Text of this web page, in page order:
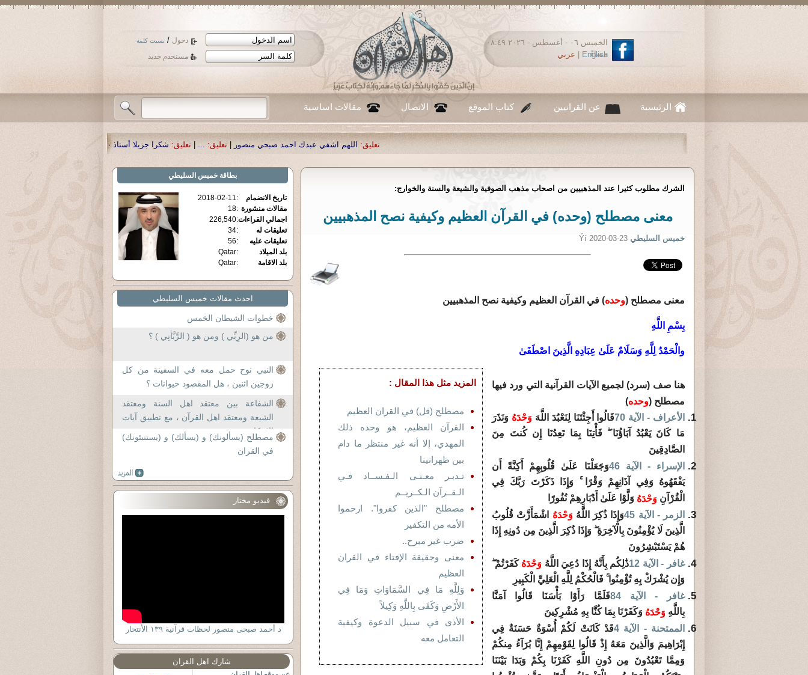
دخول / نسيت كلمة
مستخدم جديد
الخميس ٠٦ - أغسطس - ٢٠٢٦ ٠٨:٤٩
مساءً
English عربي
الرئيسية عن القرانيين كتاب الموقع الاتصال مقالات اساسية
اللهم اشفي عبدك احمد صبحي منصور|تعليق: ...
|تعليق: شكرا جزيلا أستاذ حمد الحمد .أكرمكم الله .|تعليق:
الشرك مطلوب كثيرا عند المذهبيين من اصحاب مذهب الصوفية والشيعة والسنة والخوارج:
معنى مصطلح (وحده) في القرآن العظيم وكيفية نصح المذهبيين
خميس السليطي Ýí 2020-03-23
معنى مصطلح (وحده) في القرآن العظيم وكيفية نصح المذهبيين
بِسْمِ اللَّهِ
والْحَمْدُ لِلَّهِ وَسَلَامٌ عَلَىٰ عِبَادِهِ الَّذِينَ اصْطَفَىٰ
المزيد مثل هذا المقال :
مصطلح (قل) في القران العظيم
القرآن العظيم، هو وحده ذلك
المهدي، إلا أنه غير منتظر ما دام
بين ظهرانينا
تـدبـر معـنـى الـفـســاد فـي
الـقــرآن الـكــريــم
مصطلح "الذين كفروا". ارحموا
الأمه من التكفير
ضرب غير مبرح..
معنى وحقيقة الإفتاء في القران
العظيم
وَلِلَّهِ مَا فِي السَّمَاوَاتِ وَمَا فِي
الأَرْضِ وَكَفَى بِاللَّهِ وَكِيلاً
الأذى في سبيل الدعوة وكيفية
التعامل معه
هنا صف (سرد) لجميع الآيات القرآنية التي ورد فيها
مصطلح (وحده)
الأعراف - الآية 70
قَالُوا أَجِئْتَنَا لِنَعْبُدَ اللَّهَوَحْدَهُ وَنَذَرَ
مَا كَانَ يَعْبُدُ آبَاؤُنَا ۖ فَأْتِنَا بِمَا تَعِدُنَا إِن كُنتَ مِنَ
الصَّادِقِينَ
الإسراء - الآية 46 وَجَعَلْنَا عَلَىٰ قُلُوبِهِمْ أَكِنَّةً أَن
يَفْقَهُوهُ وَفِي آذَانِهِمْ وَقْرًا ۚ وَإِذَا ذَكَرْتَ رَبَّكَ فِي
الْقُرْآنِ وَحْدَهُ وَلَّوْا عَلَىٰ أَدْبَارِهِمْ نُفُورًا
الزمر - الآية 45 وَإِذَا ذُكِرَ اللَّهُوَحْدَهُ اشْمَأَزَّتْ قُلُوبُ
الَّذِينَ لَا يُؤْمِنُونَ بِالْآخِرَةِ ۖ وَإِذَا ذُكِرَ الَّذِينَ مِن دُونِهِ إِذَا
هُمْ يَسْتَبْشِرُونَ
غافر - الآية 12 ذَٰلِكُم بِأَنَّهُ إِذَا دُعِيَ اللَّهُ وَحْدَهُكَفَرْتُمْ ۖ
وَإِن يُشْرَكْ بِهِ تُؤْمِنُوا ۚ فَالْحُكْمُ لِلَّهِ الْعَلِيِّ الْكَبِيرِ
غافر - الآية 84 فَلَمَّا رَأَوْا بَأْسَنَا قَالُوا آمَنَّا
بِاللَّهِ وَحْدَهُ وَكَفَرْنَا بِمَا كُنَّا بِهِ مُشْرِكِينَ
الممتحنة - الآية 4 قَدْ كَانَتْ لَكُمْ أُسْوَةٌ حَسَنَةٌ فِي
إِبْرَاهِيمَ وَالَّذِينَ مَعَهُ إِذْ قَالُوا لِقَوْمِهِمْ إِنَّا بُرَآءُ مِنكُمْ
وَمِمَّا تَعْبُدُونَ مِن دُونِ اللَّهِ كَفَرْنَا بِكُمْ وَبَدَا بَيْنَنَا
بطاقة خميس السليطي
تاريخ الانضمام :
2018-02-11
مقالات منشورة :
18
اجمالي القراءات:
226,540
تعليقات له
:
34
تعليقات عليه
:
56
بلد الميلاد
:
Qatar
بلد الاقامة
:
Qatar
احدث مقالات خميس السليطي
خطوات الشيطان الخمس
من هو (الرِبِّي ) ومن هو ( الرَّبَّاٰنِي ) ؟
النبي نوح حمل معه في السفينة من كل
زوجين اثنين ، هل المقصود حيوانات ؟
الشفاعة بين معتقد اهل السنة ومعتقد
الشيعة ومعتقد اهل القرآن ، مع تطبيق آيات
الإحكام
مصطلح (يسألونك) و (يسألك) و (يستنبئونك)
في القران
فيديو مختار
د أحمد صبحى منصور لحظات قرآنية ١٣٩ الأنتحار
شارك اهل القران